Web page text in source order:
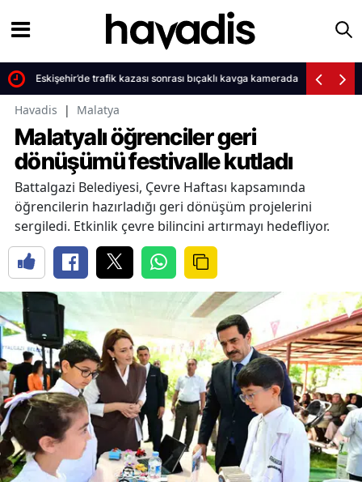
Eskişehir’de trafik kazası sonrası bıçaklı kavga kamerada
Havadis | Malatya
Malatyalı öğrenciler geri
dönüşümü festivalle kutladı
Battalgazi Belediyesi, Çevre Haftası kapsamında
öğrencilerin hazırladığı geri dönüşüm projelerini
sergiledi. Etkinlik çevre bilincini artırmayı hedefliyor.